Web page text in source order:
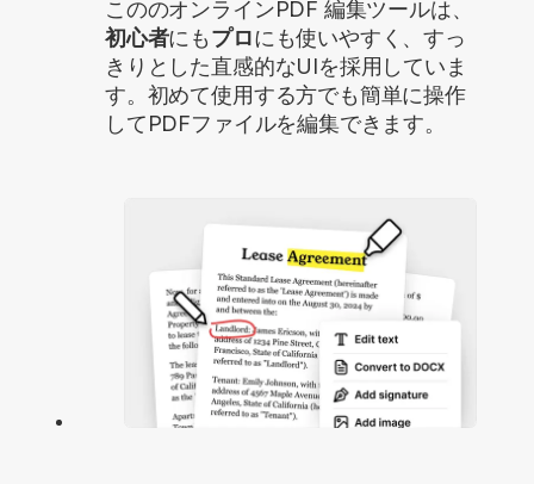
こののオンラインPDF 編集ツールは、
初心者にもプロにも使いやすく、すっ
きりとした直感的なUIを採用していま
す。初めて使用する方でも簡単に操作
してPDFファイルを編集できます。